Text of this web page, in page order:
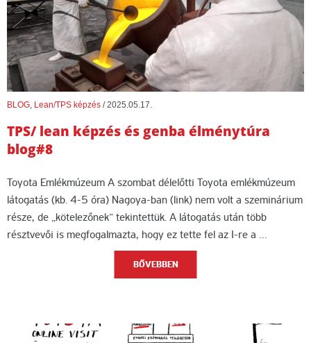
BLOG, Lean/TPS képzés /2025.05.17.
TPS/ lean képzés és genba élménytúra
blog#8
Toyota Emlékmúzeum A szombat délelőtti Toyota emlékmúzeum
látogatás (kb. 4-5 óra) Nagoya-ban (link) nem volt a szeminárium
része, de „kötelezőnek” tekintettük. A látogatás után több
résztvevői is megfogalmazta, hogy ez tette fel az I-re a …
BŐVEBBEN